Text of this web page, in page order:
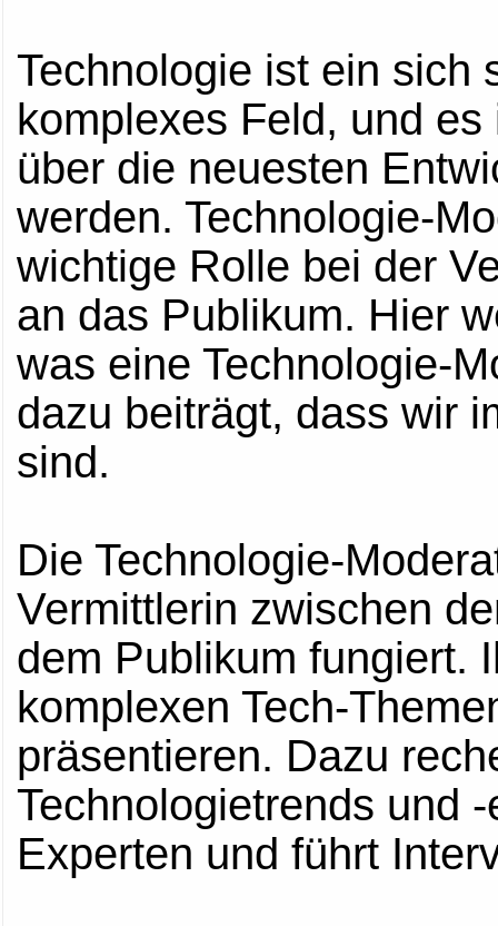
Technologie ist ein sich
komplexes Feld, und
über die neuesten
werden. Technologie-
wichtige Rolle bei der
an das Publikum. Hier
was eine Technologie-
dazu beiträgt, dass wir
sind.
Die Technologie-
Vermittlerin zwischen
dem Publikum fungiert.
komplexen Tech-
präsentieren. Dazu
Technologietrends und
Experten und führt